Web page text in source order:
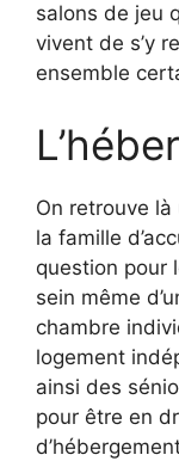
salons de jeu
vivent de s’y
ensemble
On retrouve
la famille
question pour
sein même
chambre
logement
ainsi des
pour être en